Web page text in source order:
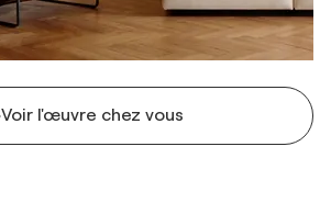
Voir l'œuvre chez vous